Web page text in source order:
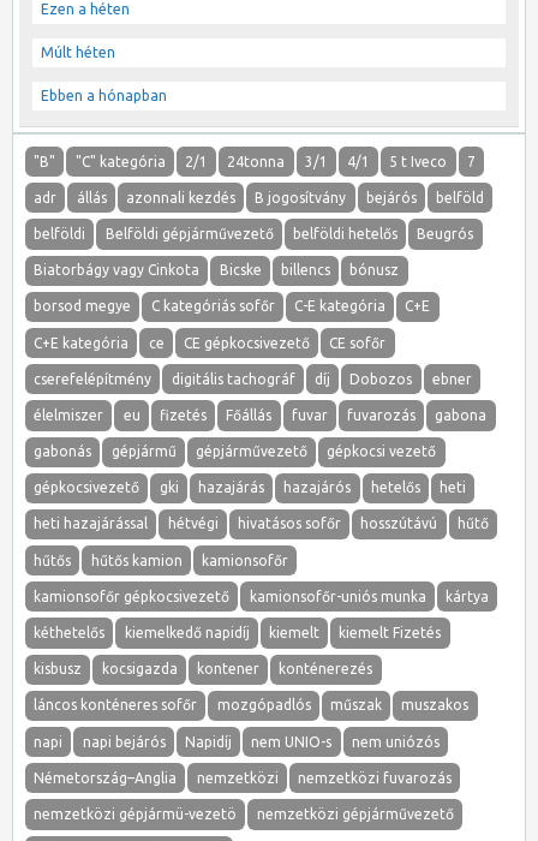
Ezen a héten
Múlt héten
Ebben a hónapban
"B" "C" kategória 2/1 24tonna 3/1 4/1 5 t Iveco 7
adr állás azonnali kezdés B jogosítvány bejárós belföld
belföldi Belföldi gépjárművezető belföldi hetelős Beugrós
Biatorbágy vagy Cinkota Bicske billencs bónusz
borsod megye C kategóriás sofőr C-E kategória C+E
C+E kategória ce CE gépkocsivezető CE sofőr
cserefelépítmény digitális tachográf díj Dobozos ebner
élelmiszer eu fizetés Főállás fuvar fuvarozás gabona
gabonás gépjármű gépjárművezető gépkocsi vezető
gépkocsivezető gki hazajárás hazajárós hetelős heti
heti hazajárással hétvégi hivatásos sofőr hosszútávú hűtő
hűtős hűtős kamion kamionsofőr
kamionsofőr gépkocsivezető kamionsofőr-uniós munka kártya
kéthetelős kiemelkedő napidíj kiemelt kiemelt Fizetés
kisbusz kocsigazda kontener konténerezés
láncos konténeres sofőr mozgópadlós műszak muszakos
napi napi bejárós Napidíj nem UNIO-s nem uniózós
Németország–Anglia nemzetközi nemzetközi fuvarozás
nemzetközi gépjármü-vezetö nemzetközi gépjárművezető